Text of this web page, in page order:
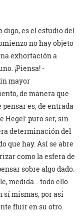
digo, es el estudio del
no hay objeto
exhortación a
¡Piensa! -
mayor
de manera que
es, de entrada
Hegel: puro ser, sin
determinación del
que hay. Así se abre
como la esfera de
sobre algo dado.
medida… todo ello
sí mismas, por así
fluir en su otro.